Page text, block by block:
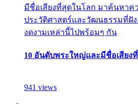
มีชื่อเสียงที่สุดในโลก มาค้นหาค
ประวัติศาสตร์และวัฒนธรรมที่ฝั
งดงามเหล่านี้ไปพร้อมๆ กัน
10 อันดับพระใหญ่และมีชื่อเสียง
941 views